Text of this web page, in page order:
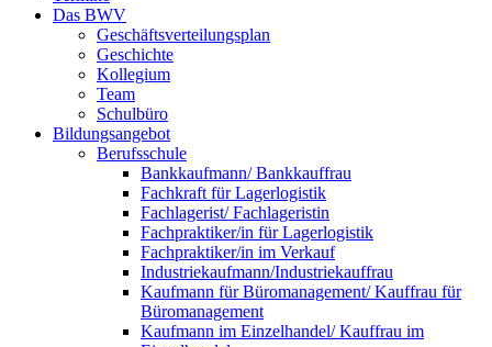
Das BWV
Geschäftsverteilungsplan
Geschichte
Kollegium
Team
Schulbüro
Bildungsangebot
Berufsschule
Bankkaufmann/ Bankkauffrau
Fachkraft für Lagerlogistik
Fachlagerist/ Fachlageristin
Fachpraktiker/in für Lagerlogistik
Fachpraktiker/in im Verkauf
Industriekaufmann/Industriekauffrau
Kaufmann für Büromanagement/ Kauffrau für
Büromanagement
Kaufmann im Einzelhandel/ Kauffrau im